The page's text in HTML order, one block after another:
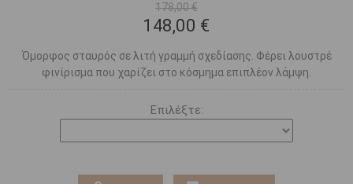
178,00 €
148,00 €
Όμορφος σταυρός σε λιτή γραμμή σχεδίασης. Φέρει λουστρέ
φινίρισμα που χαρίζει στο κόσμημα επιπλέον λάμψη.
Επιλέξτε: